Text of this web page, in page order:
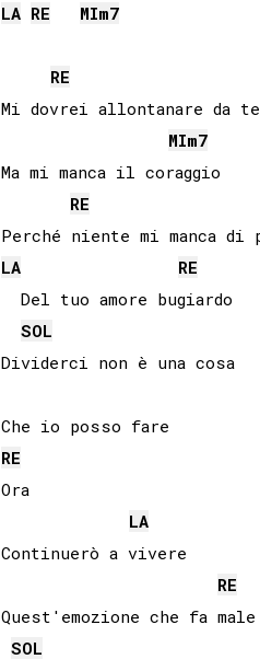
LA RE MIm7
RE
Mi dovrei allontanare da te
MIm7
Ma mi manca il coraggio
RE
LA
RE
  Del tuo amore bugiardo
SOL
Dividerci non è una cosa
RE
Ora
LA
Continuerò a vivere
RE
Quest'emozione che fa male
SOL